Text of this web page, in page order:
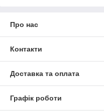
Про нас
Контакти
Доставка та оплата
Графік роботи